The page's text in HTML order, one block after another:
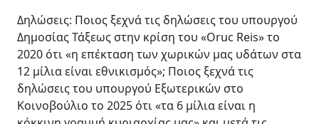
Δηλώσεις: Ποιος ξεχνά τις δηλώσεις του υπουργού
Δημοσίας Τάξεως στην κρίση του «Oruc Reis» το
2020 ότι «η επέκταση των χωρικών μας υδάτων στα
12 μίλια είναι εθνικισμός»; Ποιος ξεχνά τις
δηλώσεις του υπουργού Εξωτερικών στο
Κοινοβούλιο το 2025 ότι «τα 6 μίλια είναι η